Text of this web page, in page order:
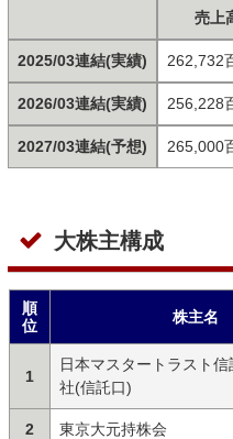
2025/03連結(実績)
2026/03連結(実績)
2027/03連結(予想)
売上
262,732
256,228
265,000
大株主構成
順
位
株主名
1
日本マスタートラスト
社(信託口)
2 東京大元持株会